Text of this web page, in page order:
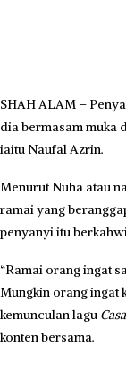
SHAH ALAM –
dia bermasam muka
iaitu Naufal Azrin.
Menurut Nuha atau
ramai yang
penyanyi itu
“Ramai orang ingat
Mungkin orang ingat
kemunculan lagu
konten bersama.